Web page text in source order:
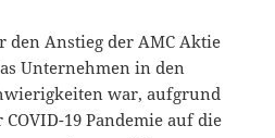
Anstieg der AMC Aktie
Unternehmen in den
war, aufgrund
19 Pandemie auf die